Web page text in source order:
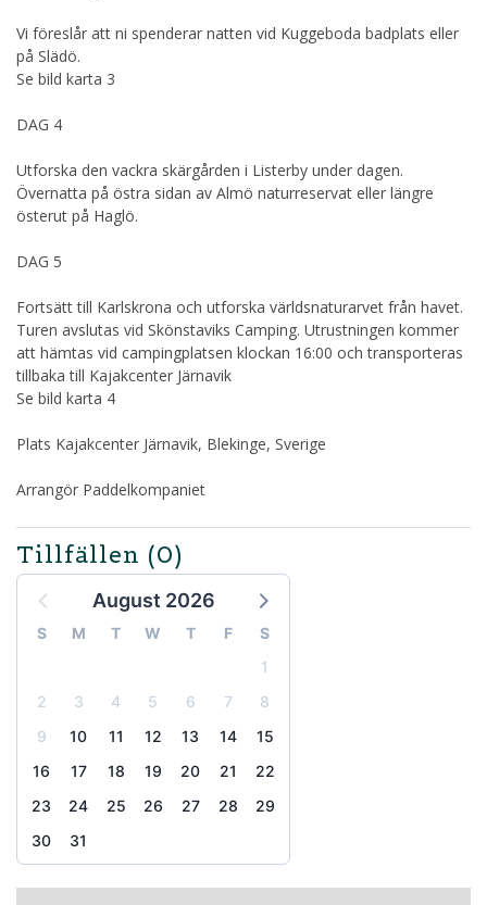
Vi föreslår att ni spenderar natten vid Kuggeboda badplats eller
på Slädö.
Se bild karta 3
DAG 4
Utforska den vackra skärgården i Listerby under dagen.
Övernatta på östra sidan av Almö naturreservat eller längre
österut på Haglö.
DAG 5
Fortsätt till Karlskrona och utforska världsnaturarvet från havet.
Turen avslutas vid Skönstaviks Camping. Utrustningen kommer
att hämtas vid campingplatsen klockan 16:00 och transporteras
tillbaka till Kajakcenter Järnavik
Se bild karta 4
Plats Kajakcenter Järnavik, Blekinge, Sverige
Arrangör Paddelkompaniet
Tillfällen (0)
August 2026
S M T W T F
S
1
2
3 4 5 6 7
8
9
10 11 12 13 14
15
16
17 18 19 20 21
22
23
24 25 26 27 28
29
30
31